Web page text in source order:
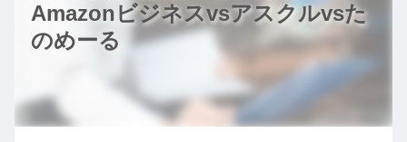
Amazonビジネスvsアスクルvsた
のめーる